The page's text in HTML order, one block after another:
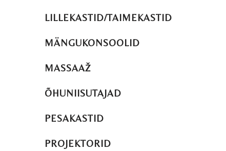
LILLEKASTID/TAIMEKASTID
MÄNGUKONSOOLID
MASSAAŽ
ÕHUNIISUTAJAD
PESAKASTID
PROJEKTORID